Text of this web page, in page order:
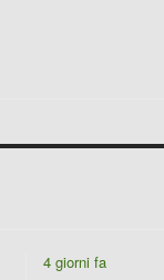
4 giorni fa